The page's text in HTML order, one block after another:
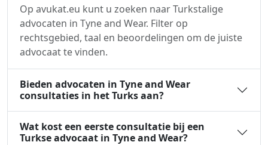
Op avukat.eu kunt u zoeken naar Turkstalige
advocaten in Tyne and Wear. Filter op
rechtsgebied, taal en beoordelingen om de juiste
advocaat te vinden.
Bieden advocaten in Tyne and Wear
consultaties in het Turks aan?
Wat kost een eerste consultatie bij een
Turkse advocaat in Tyne and Wear?